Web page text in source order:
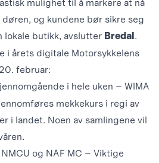
og kundene bør sikre seg
lokale butikk, avslutter Bredal.
i årets digitale Motorsykkelens
februar:
i hele uken – WIMA
mekkekurs i regi av
i landet. Noen av samlingene vil
og NAF MC – Viktige